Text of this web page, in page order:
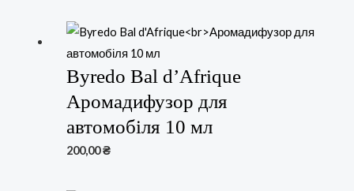
Byredo Bal d’Afrique
Аромадифузор для
автомобіля 10 мл
200,00₴